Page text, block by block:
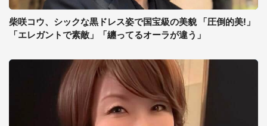
柴咲コウ、シックな黒ドレス姿で国宝級の美貌 「圧倒的美!」
「エレガントで素敵」「纏ってるオーラが違う」